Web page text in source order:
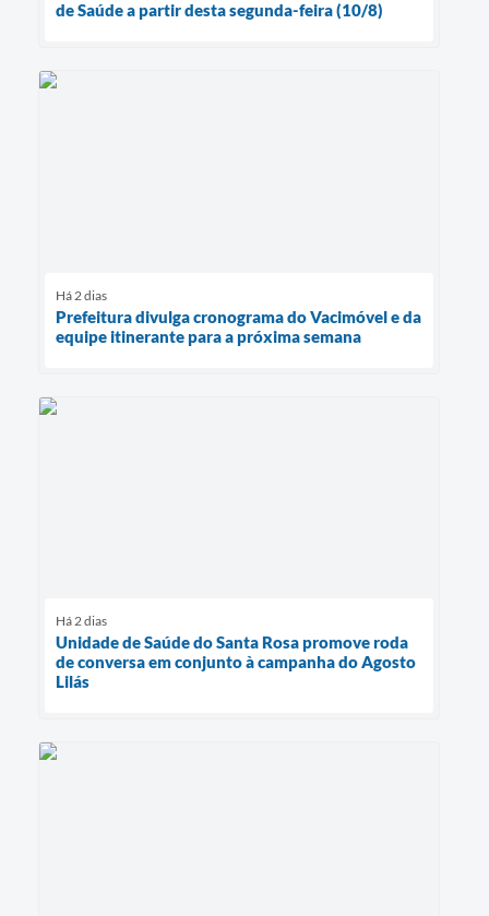
de Saúde a partir desta segunda-feira (10/8)
Há 2 dias
Prefeitura divulga cronograma do Vacimóvel e da
equipe itinerante para a próxima semana
Há 2 dias
Unidade de Saúde do Santa Rosa promove roda
de conversa em conjunto à campanha do Agosto
Lilás